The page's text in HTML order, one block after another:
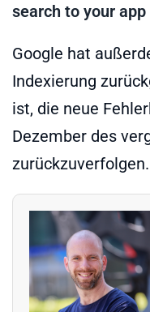
search to your
Google hat
Indexierung
ist, die neue
Dezember des
zurückzuverfolgen.